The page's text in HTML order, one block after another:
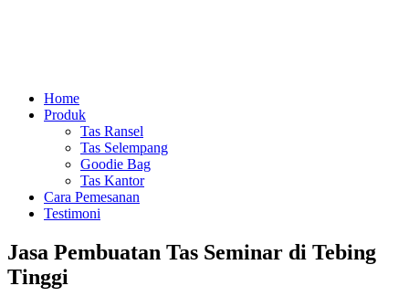
Home
Produk
Tas Ransel
Tas Selempang
Goodie Bag
Tas Kantor
Cara Pemesanan
Testimoni
Jasa Pembuatan Tas Seminar di Tebing
Tinggi